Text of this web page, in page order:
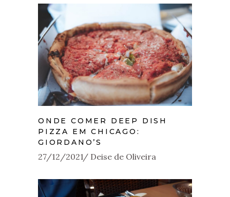
ONDE COMER DEEP DISH
PIZZA EM CHICAGO:
GIORDANO’S
27/12/2021 Deise de Oliveira